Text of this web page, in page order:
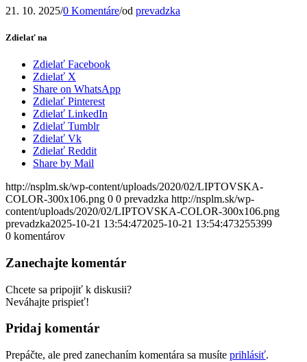
21. 10. 2025/0 Komentáre/od prevadzka
Zdielať na
Zdielať Facebook
Zdielať X
Share on WhatsApp
Zdielať Pinterest
Zdielať LinkedIn
Zdielať Tumblr
Zdielať Vk
Zdielať Reddit
Share by Mail
http://nsplm.sk/wp-content/uploads/2020/02/LIPTOVSKA-
COLOR-300x106.png 0 0 prevadzka http://nsplm.sk/wp-
content/uploads/2020/02/LIPTOVSKA-COLOR-300x106.png
prevadzka2025-10-21 13:54:472025-10-21 13:54:473255399
0 komentárov
Zanechajte komentár
Chcete sa pripojiť k diskusii?
Neváhajte prispieť!
Pridaj komentár
Prepáčte, ale pred zanechaním komentára sa musíte prihlásiť.